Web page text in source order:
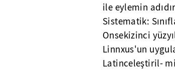
ile eylemin
Sistematik:
Onsekizinci
Linnxus'un
Latinceleştiril-